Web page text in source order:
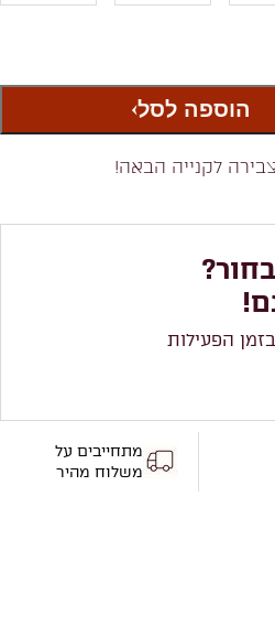
הוספה לסל
לקנייה הבאה!
הפעילות
מתחייבים על
משלוח מהיר